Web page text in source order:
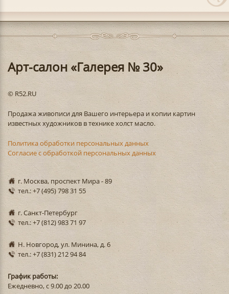
Арт-салон «Галерея № 30»
© R52.RU
Продажа живописи для Вашего интерьера и копии картин
известных художников в технике холст масло.
Политика обработки персональных данных
Согласие с обработкой персональных данных
г. Москва, проспект Мира - 89
тел.: +7 (495) 798 31 55
г. Санкт-Петербург
тел.: +7 (812) 983 71 97
Н. Новгород, ул. Минина, д. 6
тел.: +7 (831) 212 94 84
График работы:
Ежедневно, с 9.00 до 20.00